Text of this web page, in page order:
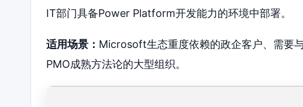
IT部门具备Power Platform开发能力的环境中部署。
适用场景： Microsoft生态重度依赖的政企客户、需要
PMO成熟方法论的大型组织。